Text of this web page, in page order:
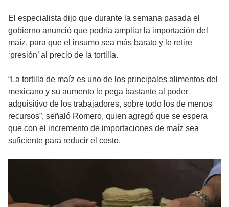
El especialista dijo que durante la semana pasada el
gobierno anunció que podría ampliar la importación del
maíz, para que el insumo sea más barato y le retire
‘presión’ al precio de la tortilla.
“La tortilla de maíz es uno de los principales alimentos del
mexicano y su aumento le pega bastante al poder
adquisitivo de los trabajadores, sobre todo los de menos
recursos”, señaló Romero, quien agregó que se espera
que con el incremento de importaciones de maíz sea
suficiente para reducir el costo.